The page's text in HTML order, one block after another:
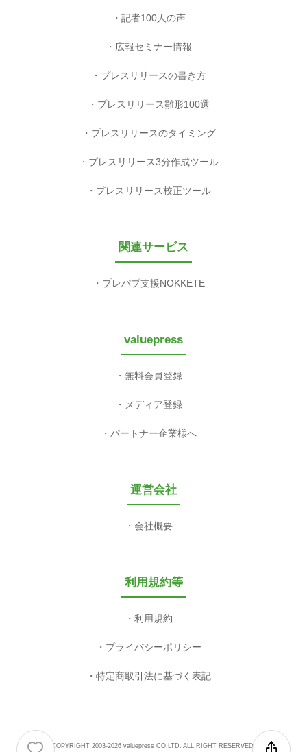
記者100人の声
広報セミナー情報
プレスリリースの書き方
プレスリリース雛形100選
プレスリリースのタイミング
プレスリリース3分作成ツール
プレスリリース校正ツール
関連サービス
プレパブ支援NOKKETE
valuepress
無料会員登録
メディア登録
パートナー企業様へ
運営会社
会社概要
利用規約等
利用規約
プライバシーポリシー
特定商取引法に基づく表記
COPYRIGHT 2003-2026 valuepress CO,LTD. ALL RIGHT RESERVED.